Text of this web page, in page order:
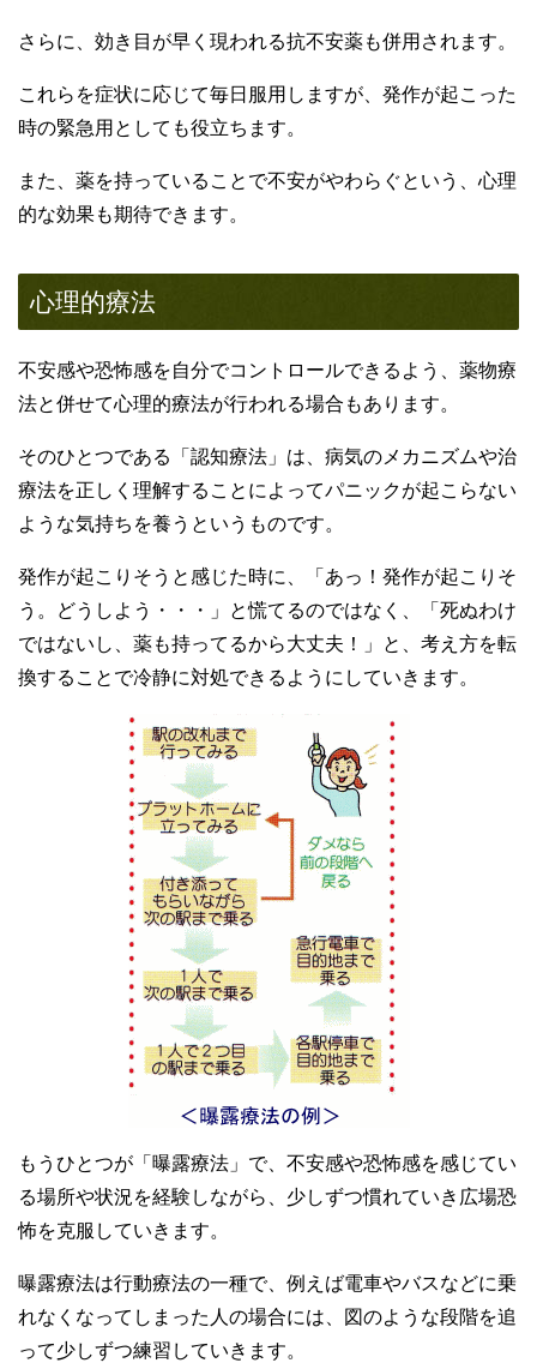
さらに、効き目が早く現われる抗不安薬も併用されます。
これらを症状に応じて毎日服用しますが、発作が起こった
時の緊急用としても役立ちます。
また、薬を持っていることで不安がやわらぐという、心理
的な効果も期待できます。
心理的療法
不安感や恐怖感を自分でコントロールできるよう、薬物療
法と併せて心理的療法が行われる場合もあります。
そのひとつである「認知療法」は、病気のメカニズムや治
療法を正しく理解することによってパニックが起こらない
ような気持ちを養うというものです。
発作が起こりそうと感じた時に、「あっ！発作が起こりそ
う。どうしよう・・・」と慌てるのではなく、「死ぬわけ
ではないし、薬も持ってるから大丈夫！」と、考え方を転
換することで冷静に対処できるようにしていきます。
もうひとつが「曝露療法」で、不安感や恐怖感を感じてい
る場所や状況を経験しながら、少しずつ慣れていき広場恐
怖を克服していきます。
曝露療法は行動療法の一種で、例えば電車やバスなどに乗
れなくなってしまった人の場合には、図のような段階を追
って少しずつ練習していきます。